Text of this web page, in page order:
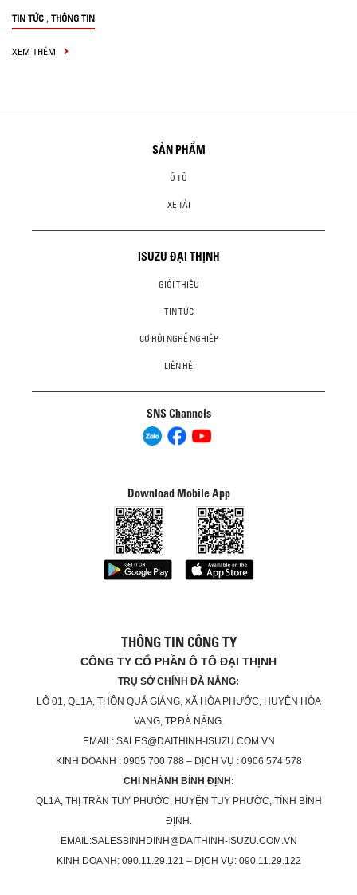
TIN TỨC , THÔNG TIN
XEM THÊM
SẢN PHẨM
Ô TÔ
XE TẢI
ISUZU ĐẠI THỊNH
GIỚI THIỆU
TIN TỨC
CƠ HỘI NGHỀ NGHIỆP
LIÊN HỆ
SNS Channels
Download Mobile App
THÔNG TIN CÔNG TY
CÔNG TY CỔ PHẦN Ô TÔ ĐẠI THỊNH
TRỤ SỞ CHÍNH ĐÀ NẴNG:
LÔ 01, QL1A, THÔN QUÁ GIÁNG, XÃ HÒA PHƯỚC, HUYỆN HÒA
VANG, TP.ĐÀ NẴNG.
EMAIL: SALES@DAITHINH-ISUZU.COM.VN
KINH DOANH : 0905 700 788 – DỊCH VỤ : 0906 574 578
CHI NHÁNH BÌNH ĐỊNH:
QL1A, THỊ TRẤN TUY PHƯỚC, HUYỆN TUY PHƯỚC, TỈNH BÌNH
ĐỊNH.
EMAIL:SALESBINHDINH@DAITHINH-ISUZU.COM.VN
KINH DOANH: 090.11.29.121 – DỊCH VỤ: 090.11.29.122